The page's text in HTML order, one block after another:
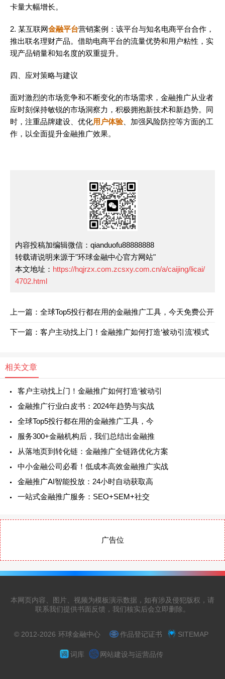
卡量大幅增长。
2. 某互联网金融平台营销案例：该平台与知名电商平台合作，
推出联名理财产品。借助电商平台的流量优势和用户粘性，实
现产品销量和知名度的双重提升。
四、应对策略与建议
面对激烈的市场竞争和不断变化的市场需求，金融推广从业者
应时刻保持敏锐的市场洞察力，积极拥抱新技术和新趋势。同
时，注重品牌建设、优化用户体验、加强风险防控等方面的工
作，以全面提升金融推广效果。
内容投稿加编辑微信：qianduofu88888888
转载请说明来源于"环球金融中心官方网站"
本文地址： https://hqjrzx.com.zcsxy.com.cn/a/caijing/licai/
4702.html
上一篇：全球Top5投行都在用的金融推广工具，今天免费公开
下一篇：客户主动找上门！金融推广如何打造‘被动引流’模式
相关文章
客户主动找上门！金融推广如何打造‘被动引
金融推广行业白皮书：2024年趋势与实战
全球Top5投行都在用的金融推广工具，今
服务300+金融机构后，我们总结出金融推
从落地页到转化链：金融推广全链路优化方案
中小金融公司必看！低成本高效金融推广实战
金融推广AI智能投放：24小时自动获取高
一站式金融推广服务：SEO+SEM+社交
广告位
本网页内容、图片、视频为模板演示数据，如有涉及侵犯版权，请
联系我们提供书面反馈，我们核实后会立即删除。
© 2012-2026 环球金融中心 作品登记证书 SITEMAP
词库 网站建设与运营品传